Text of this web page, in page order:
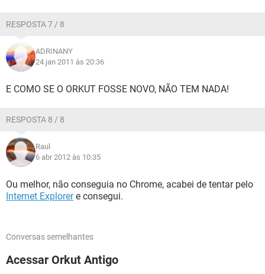
RESPOSTA 7 / 8
ADRINANY
24 jan 2011 às 20:36
E COMO SE O ORKUT FOSSE NOVO, NÃO TEM NADA!
RESPOSTA 8 / 8
Raul
6 abr 2012 às 10:35
Ou melhor, não conseguia no Chrome, acabei de tentar pelo
Internet Explorere consegui.
Conversas semelhantes
Acessar Orkut Antigo